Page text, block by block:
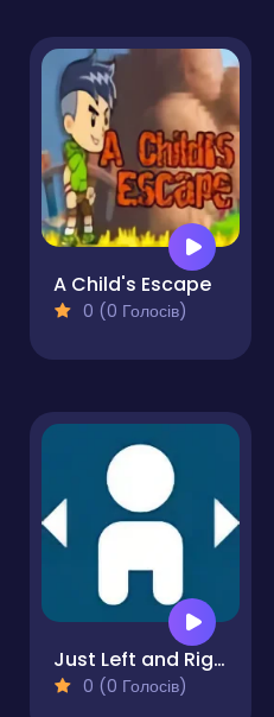
A Child's Escape
0 (0 Голосів)
Just Left and Right
0 (0 Голосів)